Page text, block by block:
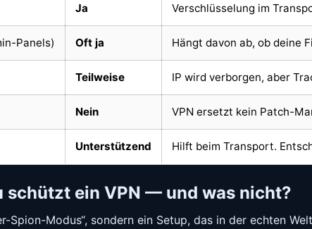
Ja Verschlüsselung im
Panels) Oft ja Hängt davon ab, ob deine
Teilweise IP wird verborgen, aber
Nein VPN ersetzt kein Patch-
Unterstützend Hilft beim Transport.
schützt ein VPN — und was nicht?
Spion-Modus“, sondern ein Setup, das in der echten